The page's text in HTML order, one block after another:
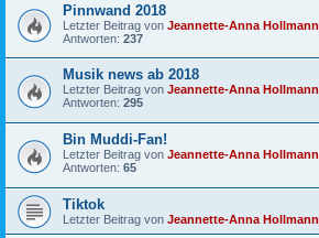
Pinnwand 2018
Letzter Beitrag von Jeannette-Anna Hollmann
Antworten: 237
Musik news ab 2018
Letzter Beitrag von Jeannette-Anna Hollmann
Antworten: 295
Bin Muddi-Fan!
Letzter Beitrag von Jeannette-Anna Hollmann
Antworten: 65
Tiktok
Letzter Beitrag von Jeannette-Anna Hollmann